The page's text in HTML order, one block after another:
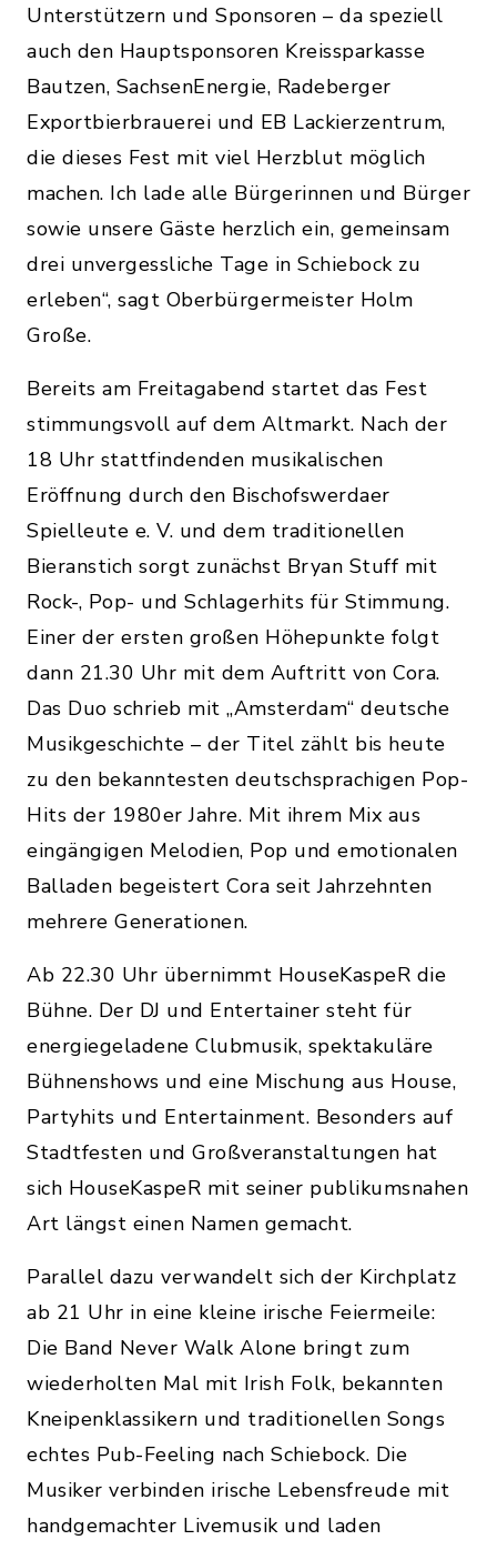
Unterstützern und Sponsoren – da speziell
auch den Hauptsponsoren Kreissparkasse
Bautzen, SachsenEnergie, Radeberger
Exportbierbrauerei und EB Lackierzentrum,
die dieses Fest mit viel Herzblut möglich
machen. Ich lade alle Bürgerinnen und Bürger
sowie unsere Gäste herzlich ein, gemeinsam
drei unvergessliche Tage in Schiebock zu
erleben“, sagt Oberbürgermeister Holm
Große.
Bereits am Freitagabend startet das Fest
stimmungsvoll auf dem Altmarkt. Nach der
18 Uhr stattfindenden musikalischen
Eröffnung durch den Bischofswerdaer
Spielleute e. V. und dem traditionellen
Bieranstich sorgt zunächst Bryan Stuff mit
Rock-, Pop- und Schlagerhits für Stimmung.
Einer der ersten großen Höhepunkte folgt
dann 21.30 Uhr mit dem Auftritt von Cora.
Das Duo schrieb mit „Amsterdam“ deutsche
Musikgeschichte – der Titel zählt bis heute
zu den bekanntesten deutschsprachigen Pop-
Hits der 1980er Jahre. Mit ihrem Mix aus
eingängigen Melodien, Pop und emotionalen
Balladen begeistert Cora seit Jahrzehnten
mehrere Generationen.
Ab 22.30 Uhr übernimmt HouseKaspeR die
Bühne. Der DJ und Entertainer steht für
energiegeladene Clubmusik, spektakuläre
Bühnenshows und eine Mischung aus House,
Partyhits und Entertainment. Besonders auf
Stadtfesten und Großveranstaltungen hat
sich HouseKaspeR mit seiner publikumsnahen
Art längst einen Namen gemacht.
Parallel dazu verwandelt sich der Kirchplatz
ab 21 Uhr in eine kleine irische Feiermeile:
Die Band Never Walk Alone bringt zum
wiederholten Mal mit Irish Folk, bekannten
Kneipenklassikern und traditionellen Songs
echtes Pub-Feeling nach Schiebock. Die
Musiker verbinden irische Lebensfreude mit
handgemachter Livemusik und laden